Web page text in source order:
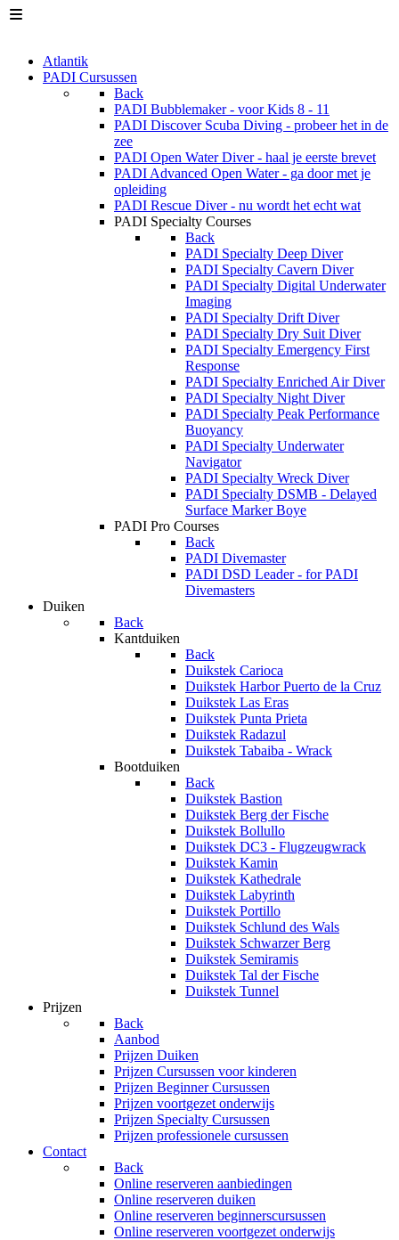
Atlantik
PADI Cursussen
Back
PADI Bubblemaker - voor Kids 8 - 11
PADI Discover Scuba Diving - probeer het in de
zee
PADI Open Water Diver - haal je eerste brevet
PADI Advanced Open Water - ga door met je
opleiding
PADI Rescue Diver - nu wordt het echt wat
PADI Specialty Courses
Back
PADI Specialty Deep Diver
PADI Specialty Cavern Diver
PADI Specialty Digital Underwater
Imaging
PADI Specialty Drift Diver
PADI Specialty Dry Suit Diver
PADI Specialty Emergency First
Response
PADI Specialty Enriched Air Diver
PADI Specialty Night Diver
PADI Specialty Peak Performance
Buoyancy
PADI Specialty Underwater
Navigator
PADI Specialty Wreck Diver
PADI Specialty DSMB - Delayed
Surface Marker Boye
PADI Pro Courses
Back
PADI Divemaster
PADI DSD Leader - for PADI
Divemasters
Duiken
Back
Kantduiken
Back
Duikstek Carioca
Duikstek Harbor Puerto de la Cruz
Duikstek Las Eras
Duikstek Punta Prieta
Duikstek Radazul
Duikstek Tabaiba - Wrack
Bootduiken
Back
Duikstek Bastion
Duikstek Berg der Fische
Duikstek Bollullo
Duikstek DC3 - Flugzeugwrack
Duikstek Kamin
Duikstek Kathedrale
Duikstek Labyrinth
Duikstek Portillo
Duikstek Schlund des Wals
Duikstek Schwarzer Berg
Duikstek Semiramis
Duikstek Tal der Fische
Duikstek Tunnel
Prijzen
Back
Aanbod
Prijzen Duiken
Prijzen Cursussen voor kinderen
Prijzen Beginner Cursussen
Prijzen voortgezet onderwijs
Prijzen Specialty Cursussen
Prijzen professionele cursussen
Contact
Back
Online reserveren aanbiedingen
Online reserveren duiken
Online reserveren beginnerscursussen
Online reserveren voortgezet onderwijs